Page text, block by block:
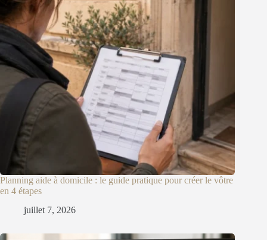
Planning aide à domicile : le guide pratique pour créer le vôtre
en 4 étapes
juillet 7, 2026